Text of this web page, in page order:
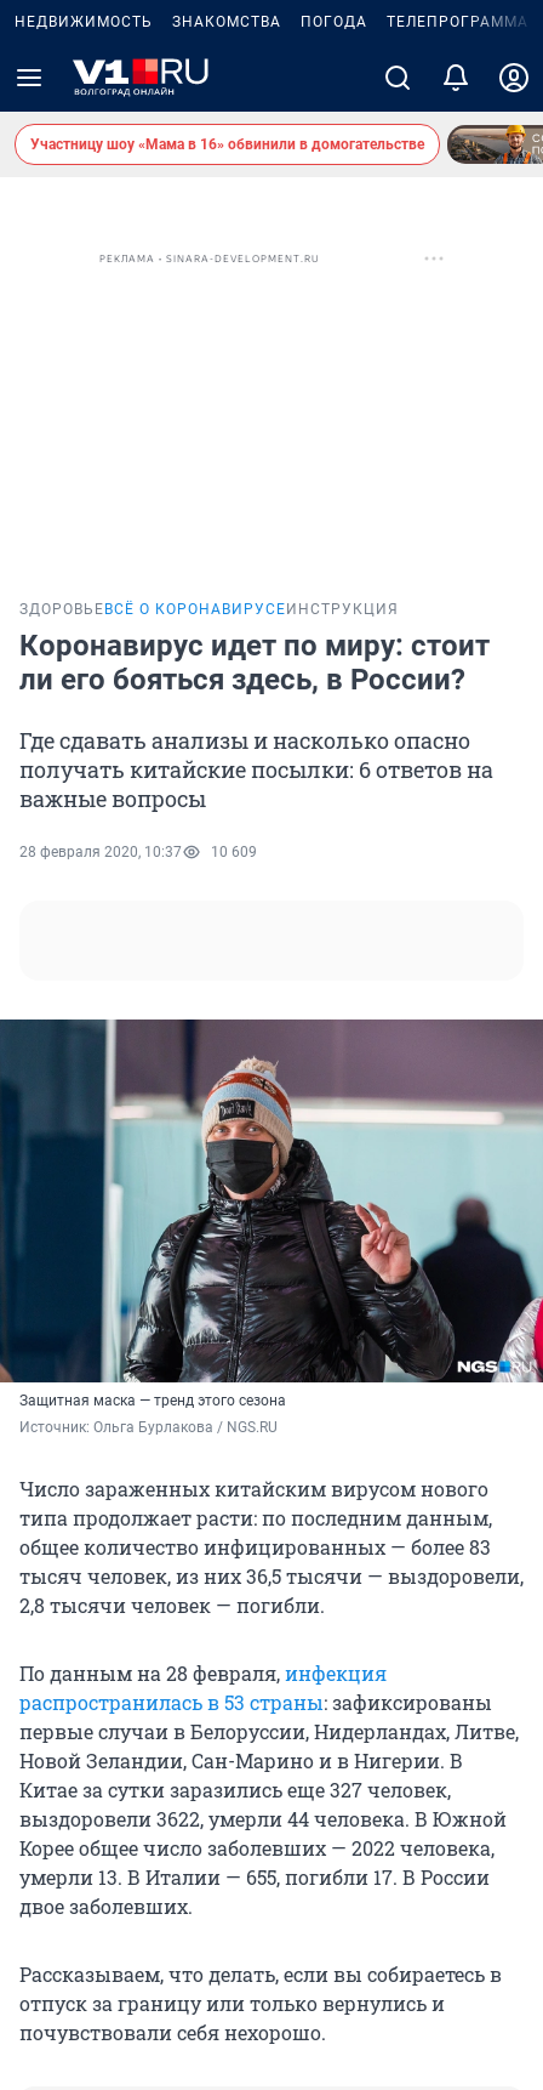
НЕДВИЖИМОСТЬ ЗНАКОМСТВА ПОГОДА ТЕЛЕПРОГРАММА
Участницу шоу «Мама в 16» обвинили в домогательстве
РЕКЛАМА • SINARA-DEVELOPMENT.RU
ЗДОРОВЬЕ ВСЁ О КОРОНАВИРУСЕ ИНСТРУКЦИЯ
Коронавирус идет по миру: стоит
ли его бояться здесь, в России?
Где сдавать анализы и насколько опасно
получать китайские посылки: 6 ответов на
важные вопросы
28 февраля 2020, 10:37 10 609
Защитная маска — тренд этого сезона
Источник: Ольга Бурлакова / NGS.RU
Число зараженных китайским вирусом нового
типа продолжает расти: по последним данным,
общее количество инфицированных — более 83
тысяч человек, из них 36,5 тысячи — выздоровели,
2,8 тысячи человек — погибли.
По данным на 28 февраля,инфекция
распространилась в 53 страны: зафиксированы
первые случаи в Белоруссии, Нидерландах, Литве,
Новой Зеландии, Сан-Марино и в Нигерии. В
Китае за сутки заразились еще 327 человек,
выздоровели 3622, умерли 44 человека. В Южной
Корее общее число заболевших — 2022 человека,
умерли 13. В Италии — 655, погибли 17. В России
двое заболевших.
Рассказываем, что делать, если вы собираетесь в
отпуск за границу или только вернулись и
почувствовали себя нехорошо.